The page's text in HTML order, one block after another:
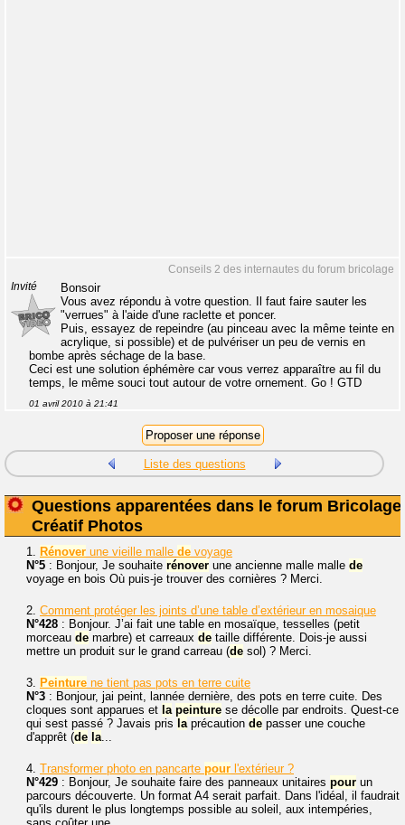
Conseils 2 des internautes du forum bricolage
Invité
Bonsoir
Vous avez répondu à votre question. Il faut faire sauter les
"verrues" à l'aide d'une raclette et poncer.
Puis, essayez de repeindre (au pinceau avec la même teinte en
acrylique, si possible) et de pulvériser un peu de vernis en
bombe après séchage de la base.
Ceci est une solution éphémère car vous verrez apparaître au fil du
temps, le même souci tout autour de votre ornement. Go ! GTD
01 avril 2010 à 21:41
Liste des questions
Questions apparentées dans le forum Bricolage
Créatif Photos
1. Rénover une vieille malle de voyage
N°5 : Bonjour, Je souhaite rénover une ancienne malle malle de
voyage en bois Où puis-je trouver des cornières ? Merci.
2. Comment protéger les joints d’une table d’extérieur en mosaique
N°428 : Bonjour. J’ai fait une table en mosaïque, tesselles (petit
morceau de marbre) et carreaux de taille différente. Dois-je aussi
mettre un produit sur le grand carreau (de sol) ? Merci.
3. Peinture ne tient pas pots en terre cuite
N°3 : Bonjour, jai peint, lannée dernière, des pots en terre cuite. Des
cloques sont apparues et la peinture se décolle par endroits. Quest-ce
qui sest passé ? Javais pris laprécaution de passer une couche
d'apprêt (de la...
4. Transformer photo en pancarte pour l'extérieur ?
N°429 : Bonjour, Je souhaite faire des panneaux unitaires pour un
parcours découverte. Un format A4 serait parfait. Dans l'idéal, il faudrait
qu'ils durent le plus longtemps possible au soleil, aux intempéries,